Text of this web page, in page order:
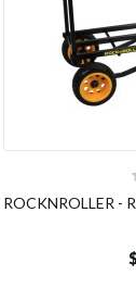
ROCKNROLLER -